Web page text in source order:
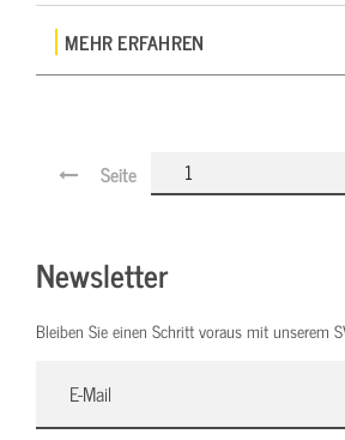
MEHR ERFAHREN
Seite
Newsletter
Bleiben Sie einen Schritt voraus mit unserem